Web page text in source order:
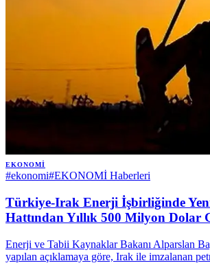
EKONOMI
#ekonomi#EKONOMİ Haberleri
Türkiye-Irak Enerji İşbirliğinde
Hattından Yıllık 500 Milyon Dolar
Enerji ve Tabii Kaynaklar Bakanı Alparslan
yapılan açıklamaya göre, Irak ile imzalanan